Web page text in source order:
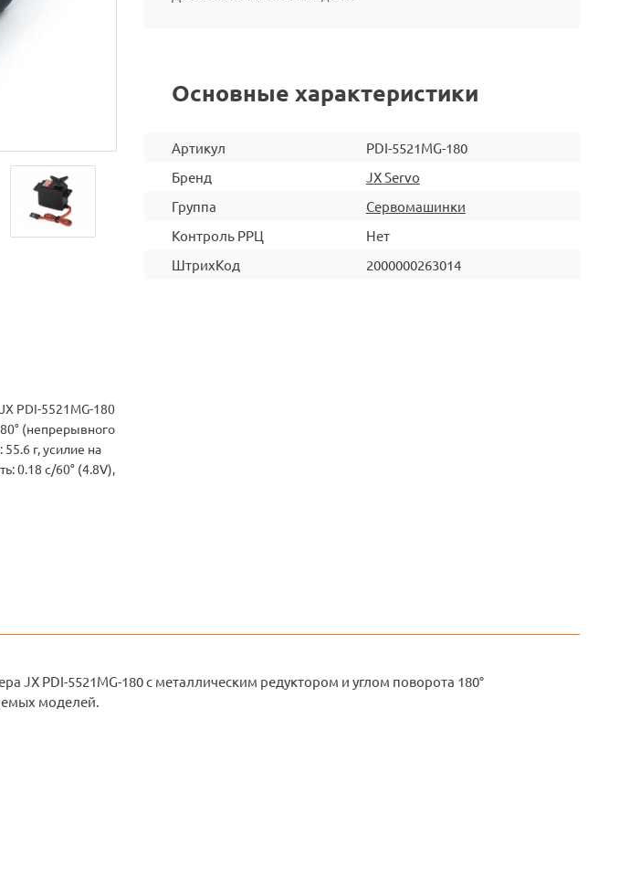
PDI-5521MG-180
(непрерывного
г, усилие на
0.18 с/60° (4.8V),
Основные характеристики
Артикул
PDI-5521MG-180
Бренд
JX Servo
Группа
Сервомашинки
Контроль РРЦ
Нет
ШтрихКод
2000000263014
JX PDI-5521MG-180 с металлическим редуктором и углом поворота 180°
моделей.